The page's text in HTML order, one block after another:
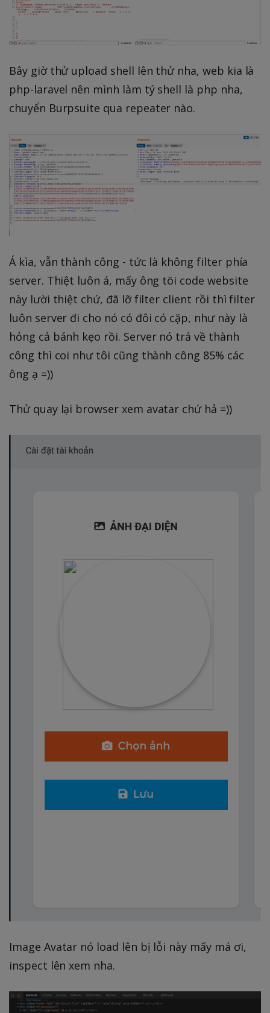
Bây giờ thử upload shell lên thử nha, web kia là
php-laravel nên mình làm tý shell là php nha,
chuyển Burpsuite qua repeater nào.
Á kìa, vẫn thành công - tức là không filter phía
server. Thiệt luôn á, mấy ông tõi code website
này lười thiệt chứ, đã lỡ filter client rồi thì filter
luôn server đi cho nó có đôi có cặp, như này là
hỏng cả bánh kẹo rồi. Server nó trả về thành
công thì coi như tôi cũng thành công 85% các
ông ạ =))
Thử quay lại browser xem avatar chứ hả =))
Image Avatar nó load lên bị lỗi này mấy má ơi,
inspect lên xem nha.